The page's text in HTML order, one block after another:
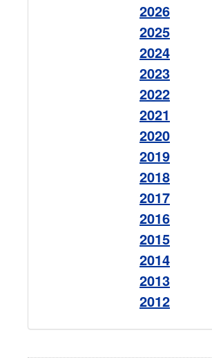
2026
2025
2024
2023
2022
2021
2020
2019
2018
2017
2016
2015
2014
2013
2012